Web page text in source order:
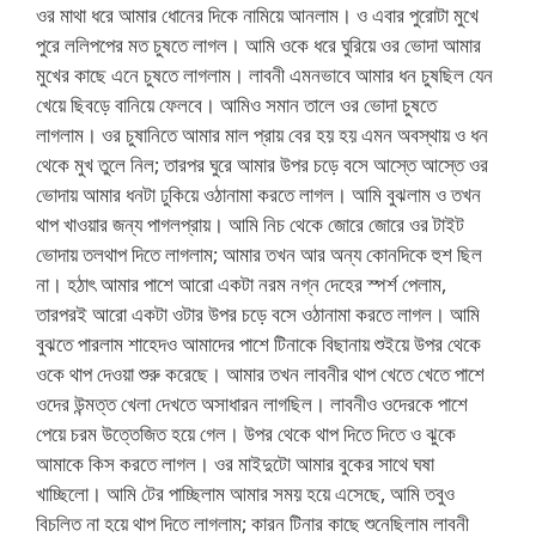
ওর মাথা ধরে আমার ধোনের দিকে নামিয়ে আনলাম। ও এবার পুরোটা মুখে
পুরে ললিপপের মত চুষতে লাগল। আমি ওকে ধরে ঘুরিয়ে ওর ভোদা আমার
মুখের কাছে এনে চুষতে লাগলাম। লাবনী এমনভাবে আমার ধন চুষছিল যেন
খেয়ে ছিবড়ে বানিয়ে ফেলবে। আমিও সমান তালে ওর ভোদা চুষতে
লাগলাম। ওর চুষানিতে আমার মাল প্রায় বের হয় হয় এমন অবস্থায় ও ধন
থেকে মুখ তুলে নিল; তারপর ঘুরে আমার উপর চড়ে বসে আস্তে আস্তে ওর
ভোদায় আমার ধনটা ঢুকিয়ে ওঠানামা করতে লাগল। আমি বুঝলাম ও তখন
থাপ খাওয়ার জন্য পাগলপ্রায়। আমি নিচ থেকে জোরে জোরে ওর টাইট
ভোদায় তলথাপ দিতে লাগলাম; আমার তখন আর অন্য কোনদিকে হুশ ছিল
না। হঠাৎ আমার পাশে আরো একটা নরম নগ্ন দেহের স্পর্শ পেলাম,
তারপরই আরো একটা ওটার উপর চড়ে বসে ওঠানামা করতে লাগল। আমি
বুঝতে পারলাম শাহেদও আমাদের পাশে টিনাকে বিছানায় শুইয়ে উপর থেকে
ওকে থাপ দেওয়া শুরু করেছে। আমার তখন লাবনীর থাপ খেতে খেতে পাশে
ওদের উন্মত্ত খেলা দেখতে অসাধারন লাগছিল। লাবনীও ওদেরকে পাশে
পেয়ে চরম উত্তেজিত হয়ে গেল। উপর থেকে থাপ দিতে দিতে ও ঝুকে
আমাকে কিস করতে লাগল। ওর মাইদুটো আমার বুকের সাথে ঘষা
খাচ্ছিলো। আমি টের পাচ্ছিলাম আমার সময় হয়ে এসেছে, আমি তবুও
বিচলিত না হয়ে থাপ দিতে লাগলাম; কারন টিনার কাছে শুনেছিলাম লাবনী